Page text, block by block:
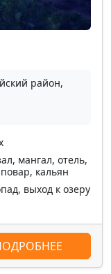
район,
мангал, отель,
кальян
выход к озеру